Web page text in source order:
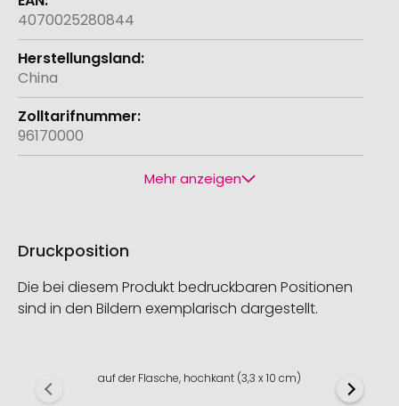
4070025280844
China
96170000
Mehr anzeigen
Druckposition
Die bei diesem Produkt bedruckbaren Positionen
sind in den Bildern exemplarisch dargestellt.
auf der Flasche, hochkant (3,3 x 10 cm)